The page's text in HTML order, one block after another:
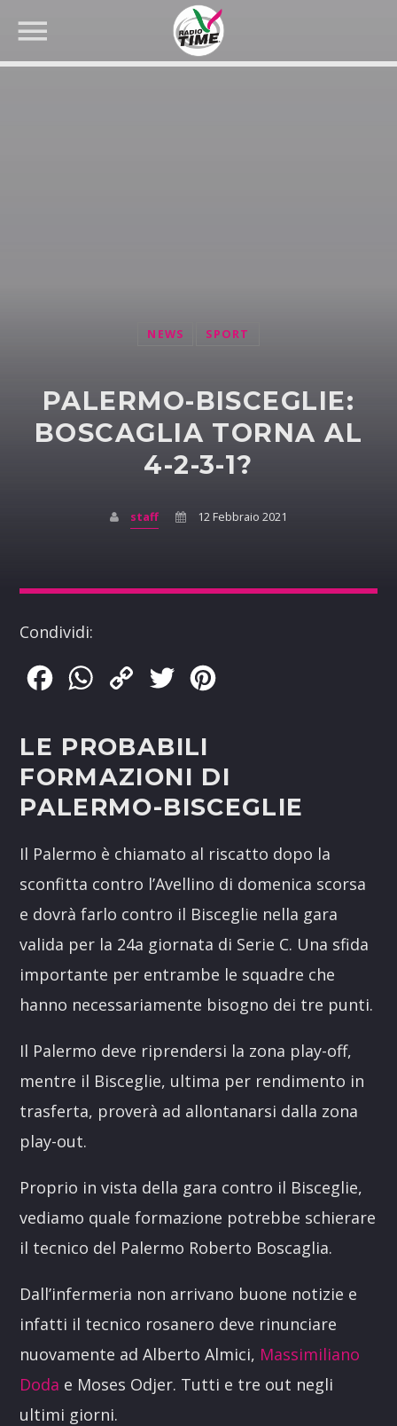
NEWS SPORT
PALERMO-BISCEGLIE:
BOSCAGLIA TORNA AL
4-2-3-1?
staff 12 Febbraio 2021
Condividi:
FacebookWhatsApp
Copy
Twitter
LE PROBABILI
FORMAZIONI DI
PALERMO-BISCEGLIE
Il Palermo è chiamato al riscatto dopo la
sconfitta contro l’Avellino di domenica scorsa
e dovrà farlo contro il Bisceglie nella gara
valida per la 24a giornata di Serie C. Una sfida
importante per entrambe le squadre che
hanno necessariamente bisogno dei tre punti.
Il Palermo deve riprendersi la zona play-off,
mentre il Bisceglie, ultima per rendimento in
trasferta, proverà ad allontanarsi dalla zona
play-out.
Proprio in vista della gara contro il Bisceglie,
vediamo quale formazione potrebbe schierare
il tecnico del Palermo Roberto Boscaglia.
Dall’infermeria non arrivano buone notizie e
infatti il tecnico rosanero deve rinunciare
nuovamente ad Alberto Almici, Massimiliano
Doda e Moses Odjer. Tutti e tre out negli
ultimi giorni.